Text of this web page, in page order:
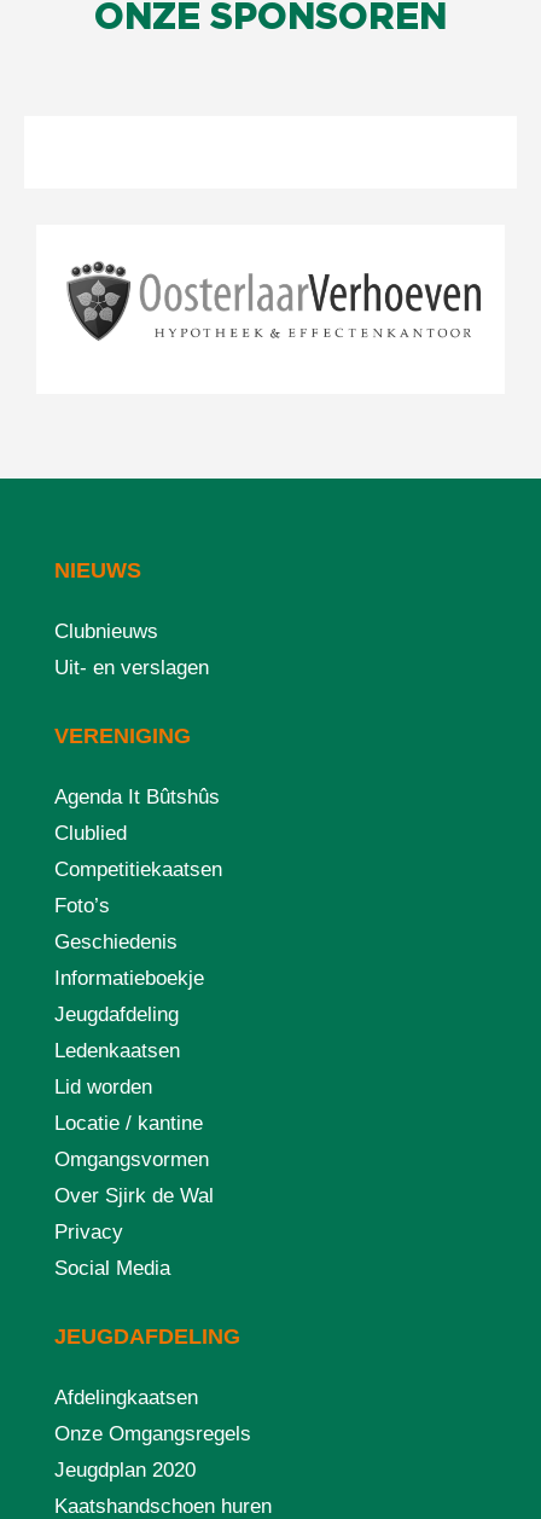
ONZE SPONSOREN
NIEUWS
Clubnieuws
Uit- en verslagen
VERENIGING
Agenda It Bûtshûs
Clublied
Competitiekaatsen
Foto’s
Geschiedenis
Informatieboekje
Jeugdafdeling
Ledenkaatsen
Lid worden
Locatie / kantine
Omgangsvormen
Over Sjirk de Wal
Privacy
Social Media
JEUGDAFDELING
Afdelingkaatsen
Onze Omgangsregels
Jeugdplan 2020
Kaatshandschoen huren